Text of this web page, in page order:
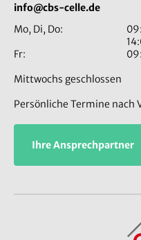
info@cbs-celle.de
Mo, Di, Do:
Fr:
Mittwochs geschlossen
Persönliche Termine nach
Ihre Ansprechpartner